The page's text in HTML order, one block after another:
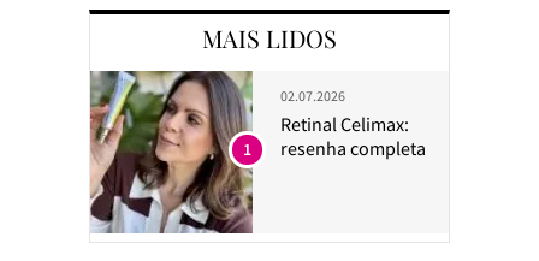
MAIS LIDOS
02.07.2026
Retinal Celimax:
resenha completa
1